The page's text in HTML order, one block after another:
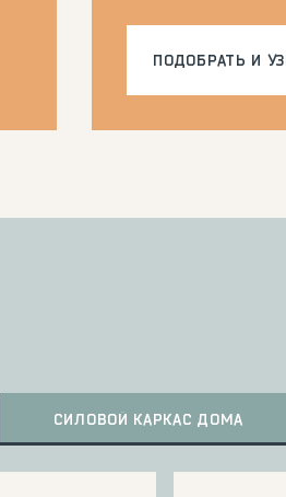
ПОДОБРАТЬ И
СИЛОВОЙ КАРКАС ДОМА